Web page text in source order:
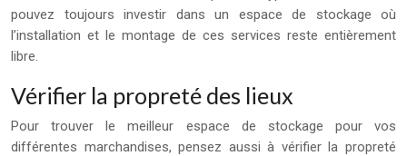
pouvez toujours investir dans un espace de stockage où
l’installation et le montage de ces services reste entièrement
libre.
Vérifier la propreté des lieux
Pour trouver le meilleur espace de stockage pour vos
différentes marchandises, pensez aussi à vérifier la propreté